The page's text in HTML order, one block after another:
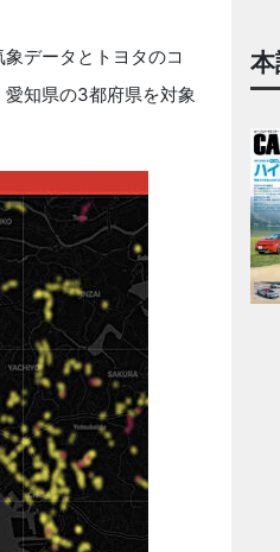
データとトヨタのコ
知県の3都府県を対象